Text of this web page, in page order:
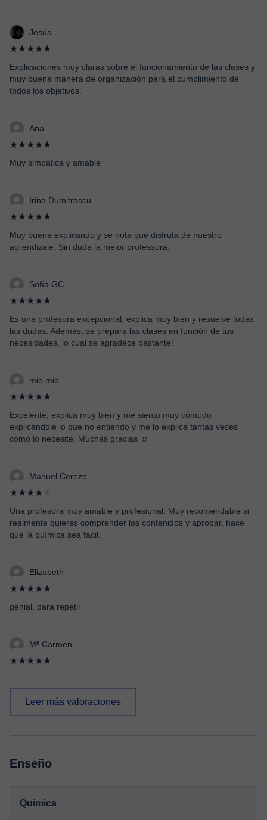
Jesús
★★★★★
Explicaciones muy claras sobre el funcionamiento de las clases y
muy buena manera de organización para el cumplimiento de
todos los objetivos.
Ana
★★★★★
Muy simpática y amable
Irina Dumitrascu
★★★★★
Muy buena explicando y se nota que disfruta de nuestro
aprendizaje. Sin duda la mejor professora.
Sofía GC
★★★★★
Es una profesora excepcional, explica muy bien y resuelve todas
las dudas. Además, se prepara las clases en función de tus
necesidades, lo cual se agradece bastante!
mio mio
★★★★★
Excelente, explica muy bien y me siento muy cómodo
explicándole lo que no entiendo y me lo explica tantas veces
como lo necesite. Muchas gracias ☺️
Manuel Cerezo
★★★★
Una profesora muy amable y profesional. Muy recomendable si
realmente quieres comprender los contenidos y aprobar, hace
que la química sea fácil.
Elizabeth
★★★★★
genial, para repetir
Mª Carmen
★★★★★
Leer más valoraciones
Enseño
Química